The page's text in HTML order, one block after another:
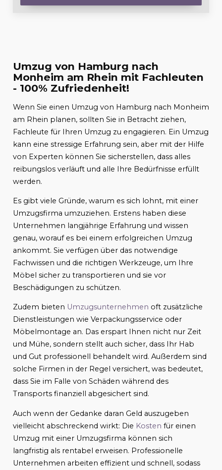
Umzug von Hamburg nach
Monheim am Rhein mit Fachleuten
- 100% Zufriedenheit!
Wenn Sie einen Umzug von Hamburg nach Monheim
am Rhein planen, sollten Sie in Betracht ziehen,
Fachleute für Ihren Umzug zu engagieren. Ein Umzug
kann eine stressige Erfahrung sein, aber mit der Hilfe
von Experten können Sie sicherstellen, dass alles
reibungslos verläuft und alle Ihre Bedürfnisse erfüllt
werden.
Es gibt viele Gründe, warum es sich lohnt, mit einer
Umzugsfirma umzuziehen. Erstens haben diese
Unternehmen langjährige Erfahrung und wissen
genau, worauf es bei einem erfolgreichen Umzug
ankommt. Sie verfügen über das notwendige
Fachwissen und die richtigen Werkzeuge, um Ihre
Möbel sicher zu transportieren und sie vor
Beschädigungen zu schützen.
Zudem bieten Umzugsunternehmen oft zusätzliche
Dienstleistungen wie Verpackungsservice oder
Möbelmontage an. Das erspart Ihnen nicht nur Zeit
und Mühe, sondern stellt auch sicher, dass Ihr Hab
und Gut professionell behandelt wird. Außerdem sind
solche Firmen in der Regel versichert, was bedeutet,
dass Sie im Falle von Schäden während des
Transports finanziell abgesichert sind.
Auch wenn der Gedanke daran Geld auszugeben
vielleicht abschreckend wirkt: Die Kosten für einen
Umzug mit einer Umzugsfirma können sich
langfristig als rentabel erweisen. Professionelle
Unternehmen arbeiten effizient und schnell, sodass